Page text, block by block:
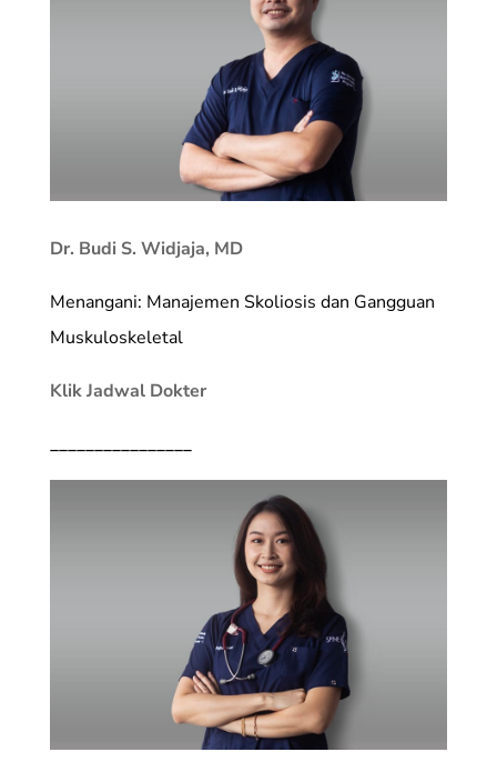
Dr. Budi S. Widjaja, MD
Menangani: Manajemen Skoliosis dan Gangguan
Muskuloskeletal
Klik Jadwal Dokter
________________